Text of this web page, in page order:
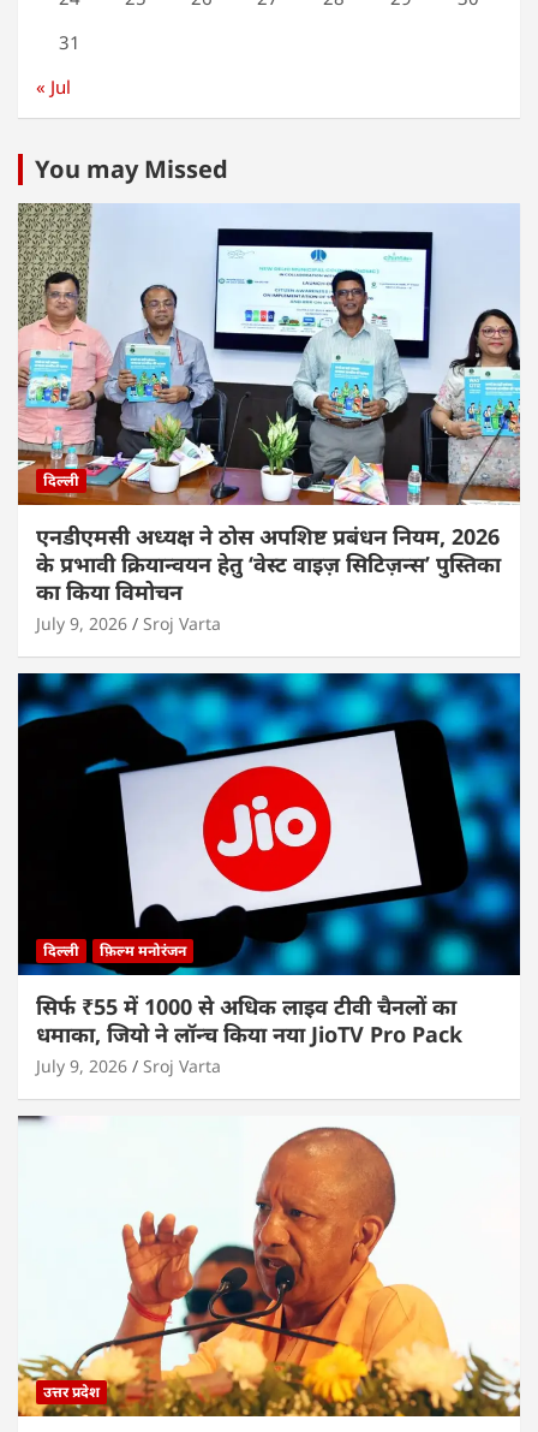
31
« Jul
You may Missed
दिल्ली
एनडीएमसी अध्यक्ष ने ठोस अपशिष्ट प्रबंधन नियम, 2026
के प्रभावी क्रियान्वयन हेतु ‘वेस्ट वाइज़ सिटिज़न्स’ पुस्तिका
का किया विमोचन
July 9, 2026 Sroj Varta
दिल्ली फ़िल्म मनोरंजन
सिर्फ ₹55 में 1000 से अधिक लाइव टीवी चैनलों का
धमाका, जियो ने लॉन्च किया नया JioTV Pro Pack
July 9, 2026 Sroj Varta
उत्तर प्रदेश